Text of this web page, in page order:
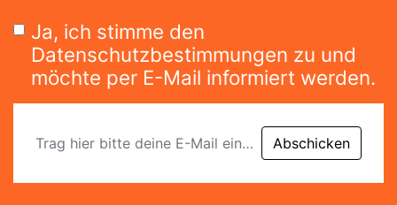
Ja, ich stimme den
Datenschutzbestimmungen zu und
möchte per E-Mail informiert werden.
Abschicken